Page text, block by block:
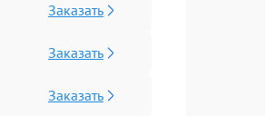
Заказать
Заказать
Заказать